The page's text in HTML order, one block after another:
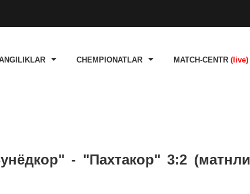
CHEMPIONATLAR MATCH-CENTR (live)
- "Пахтакор" 3:2 (матнли